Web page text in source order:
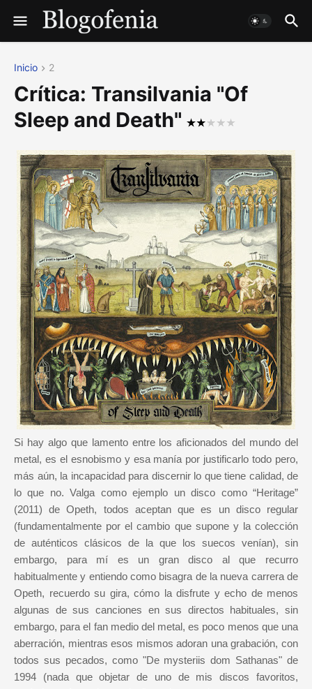
Inicio 2
Crítica: Transilvania "Of
Sleep and Death"
Si hay algo que lamento entre los aficionados del mundo del
metal, es el esnobismo y esa manía por justificarlo todo pero,
más aún, la incapacidad para discernir lo que tiene calidad, de
lo que no. Valga como ejemplo un disco como “Heritage”
(2011) de Opeth, todos aceptan que es un disco regular
(fundamentalmente por el cambio que supone y la colección
de auténticos clásicos de la que los suecos venían), sin
embargo, para mí es un gran disco al que recurro
habitualmente y entiendo como bisagra de la nueva carrera de
Opeth, recuerdo su gira, cómo la disfrute y echo de menos
algunas de sus canciones en sus directos habituales, sin
embargo, para el fan medio del metal, es poco menos que una
aberración, mientras esos mismos adoran una grabación, con
todos sus pecados, como "De mysteriis dom Sathanas" de
1994 (nada que objetar de uno de mis discos favoritos,